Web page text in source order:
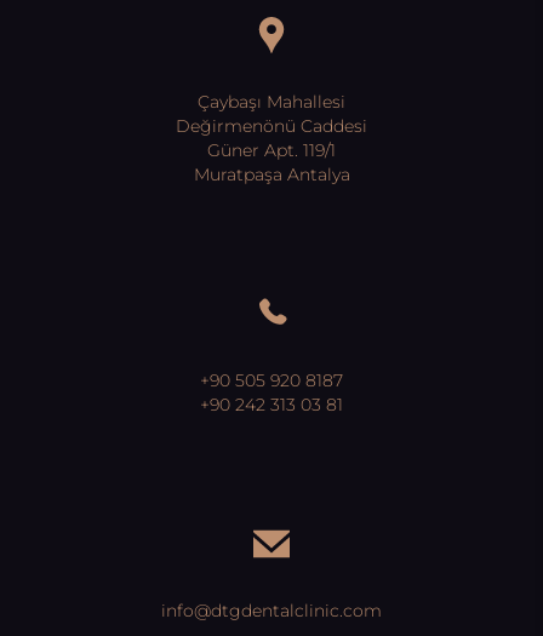
Çaybaşı Mahallesi
Değirmenönü Caddesi
Güner Apt. 119/1
Muratpaşa Antalya
+90 505 920 8187
+90 242 313 03 81
info@dtgdentalclinic.com